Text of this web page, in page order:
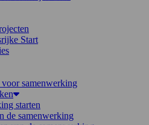
Start
samenwerking
starten
de samenwerking